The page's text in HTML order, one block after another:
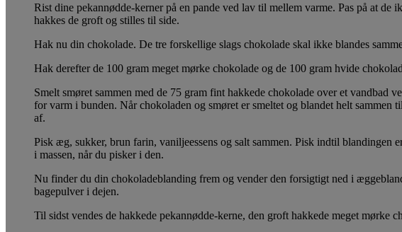
Rist dine pekannødde-kerner på en pande ved lav til mellem varme. Pas på at
hakkes de groft og stilles til side.
Hak nu din chokolade. De tre forskellige slags chokolade skal ikke blandes
Hak derefter de 100 gram meget mørke chokolade og de 100 gram hvide
Smelt smøret sammen med de 75 gram fint hakkede chokolade over et
for varm i bunden. Når chokoladen og smøret er smeltet og blandet helt
af.
Pisk æg, sukker, brun farin, vaniljeessens og salt sammen. Pisk indtil
i massen, når du pisker i den.
Nu finder du din chokoladeblanding frem og vender den forsigtigt ned i
bagepulver i dejen.
Til sidst vendes de hakkede pekannødde-kerne, den groft hakkede meget mørke